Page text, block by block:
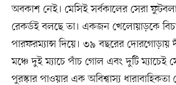
অবকাশ নেই। মেসিই সর্বকালের সেরা
রেকর্ডই বলছে তা। একজন খেলোয়াড়কে
পারফরম্যান্স দিয়ে। ৩৯ বছরের দোরগোড়ায়
মঞ্চে দুই ম্যাচে পাঁচ গোল এবং দুটি ম্যাচেই
পুরস্কার পাওয়ার এক অবিশ্বাস্য ধারাবাহিকতা